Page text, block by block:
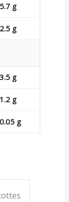
5.7 g
2.5 g
3.5 g
1.2 g
0.05 g